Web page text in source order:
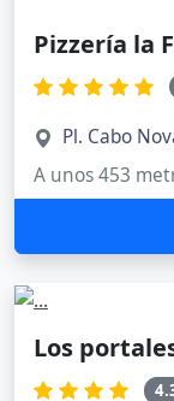
Pizzería la
Pl. Cabo
A unos 453
Los